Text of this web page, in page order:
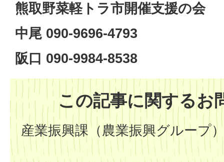
熊取野菜軽トラ市開催支援の会
中尾 090-9696-4793
阪口 090-9984-8538
この記事に関するお
産業振興課（農業振興グループ